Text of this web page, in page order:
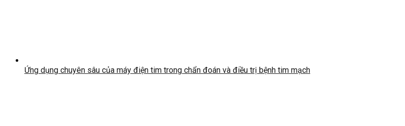
Ứng dụng chuyên sâu của máy điện tim trong chẩn đoán và điều trị bệnh tim mạch